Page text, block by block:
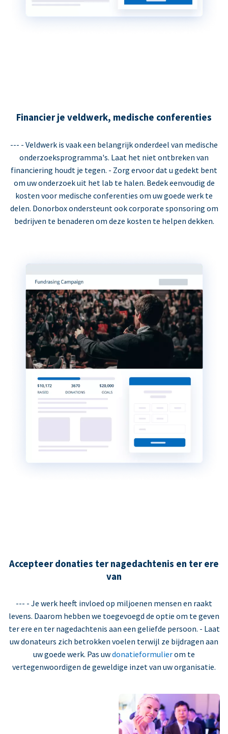
Financier je veldwerk, medische conferenties
--- - Veldwerk is vaak een belangrijk onderdeel van medische
onderzoeksprogramma's. Laat het niet ontbreken van
financiering houdt je tegen. - Zorg ervoor dat u gedekt bent
om uw onderzoek uit het lab te halen. Bedek eenvoudig de
kosten voor medische conferenties om uw goede werk te
delen. Donorbox ondersteunt ook corporate sponsoring om
bedrijven te benaderen om deze kosten te helpen dekken.
Accepteer donaties ter nagedachtenis en ter ere
van
--- - Je werk heeft invloed op miljoenen mensen en raakt
levens. Daarom hebben we toegevoegd de optie om te geven
ter ere en ter nagedachtenis aan een geliefde persoon. - Laat
uw donateurs zich betrokken voelen terwijl ze bijdragen aan
uw goede werk. Pas uwdonatieformulierom te
vertegenwoordigen de geweldige inzet van uw organisatie.